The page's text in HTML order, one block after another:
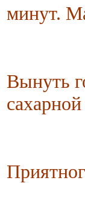
минут.
Вынуть